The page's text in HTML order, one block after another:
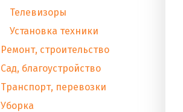
Телевизоры
Установка техники
Ремонт, строительство
Сад, благоустройство
Транспорт, перевозки
Уборка